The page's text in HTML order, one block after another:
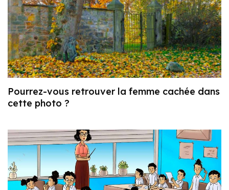
Pourrez-vous retrouver la femme cachée dans
cette photo ?